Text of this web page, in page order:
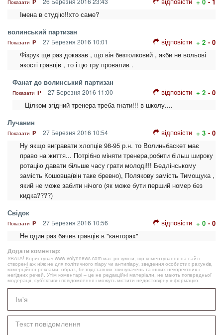
Показати IP
Імена в студію!!хто саме?
волинський партизан
Показати IP 27 Березня 2016 10:01 відповісти + 2 - 0
Фізрук ще раз доказав , що він безтолковий , якби не вольові
якості гравців , то і цю гру провалив .
Фанат до волинський партизан
Показати IP 27 Березня 2016 11:00 відповісти + 2 - 0
Цілком згідний тренера треба гнати!!! в школу....
Лучанин
Показати IP 27 Березня 2016 10:54 відповісти + 3 - 0
Ну якщо вигравати хлопців 98-95 р.н. то Волиньбаскет має
право на життя... Потрібно міняти тренера,робити більш широку
ротацію давати більше часу грати молоді!!! Бедлінському
замість Кошовца(він таке бревно), Полякову замість Тимощука ,
який не може забити нічого (як може бути перший номер без
кидка????)
Свідок
Показати IP 27 Березня 2016 10:56 відповісти + 0 - 0
Не один раз бачив гравців в "канторах"
Додати коментар:
УВАГА! Користувач www.volynnews.com має розуміти, що коментування на сайті
створені аж ніяк не для політичного піару чи антипіару, зведення особистих рахунків,
комерційної реклами, образ, безпідставних звинувачень та інших некоректних і
негідних речей. Утім коментарі – це не редакційні матеріали, не мають попередньої
модерації, суб’єктивні повідомлення і можуть містити недостовірну інформацію.